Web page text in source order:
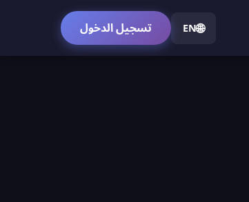
🌐
EN تسجيل الدخول